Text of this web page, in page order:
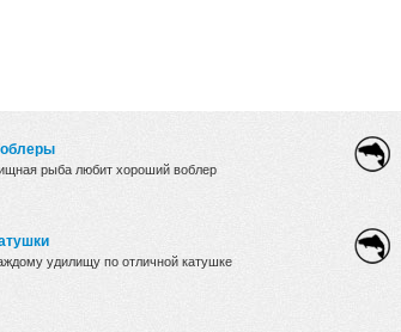
рыба любит хороший воблер
удилищу по отличной катушке